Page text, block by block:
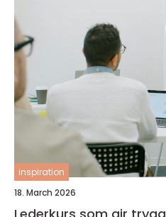
inspiration
18. March 2026